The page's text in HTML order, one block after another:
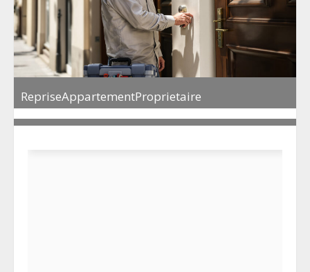
RepriseAppartementProprietaire